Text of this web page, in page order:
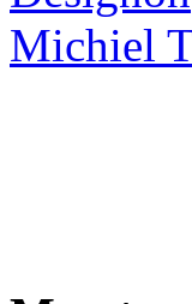
Michiel